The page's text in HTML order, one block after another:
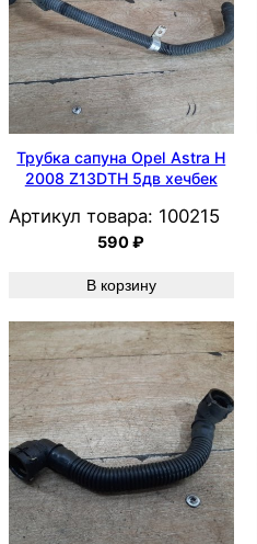
Трубка сапуна Opel Astra H
2008 Z13DTH 5дв хечбек
Артикул товара: 100215
590₽
В корзину